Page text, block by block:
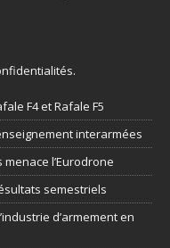
.
F4 et Rafale F5
interarmées
l’Eurodrone
semestriels
d’armement en